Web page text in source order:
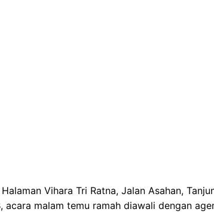
Vihara Tri Ratna, Jalan Asahan,
acara malam temu ramah diawali dengan